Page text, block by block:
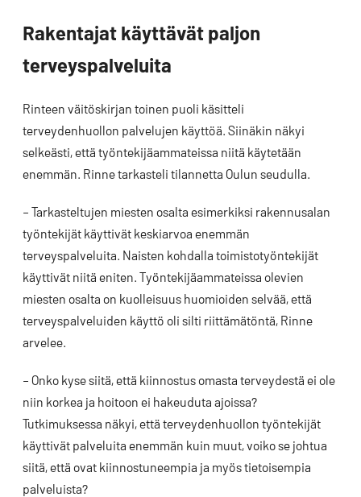
Rakentajat käyttävät paljon
terveyspalveluita
Rinteen väitöskirjan toinen puoli käsitteli
terveydenhuollon palvelujen käyttöä. Siinäkin näkyi
selkeästi, että työntekijäammateissa niitä käytetään
enemmän. Rinne tarkasteli tilannetta Oulun seudulla.
– Tarkasteltujen miesten osalta esimerkiksi rakennusalan
työntekijät käyttivät keskiarvoa enemmän
terveyspalveluita. Naisten kohdalla toimistotyöntekijät
käyttivät niitä eniten. Työntekijäammateissa olevien
miesten osalta on kuolleisuus huomioiden selvää, että
terveyspalveluiden käyttö oli silti riittämätöntä, Rinne
arvelee.
– Onko kyse siitä, että kiinnostus omasta terveydestä ei ole
niin korkea ja hoitoon ei hakeuduta ajoissa?
Tutkimuksessa näkyi, että terveydenhuollon työntekijät
käyttivät palveluita enemmän kuin muut, voiko se johtua
siitä, että ovat kiinnostuneempia ja myös tietoisempia
palveluista?